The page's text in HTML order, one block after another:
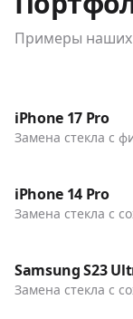
Примеры наших
Телефоны
iPhone 17 Pro
Замена стекла с
Телефоны
iPhone 14 Pro
Замена стекла с
Телефоны
Samsung S23
Замена стекла с